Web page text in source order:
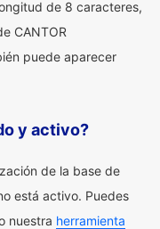
de 8 caracteres,
CANTOR
puede aparecer
y activo?
de la base de
está activo. Puedes
nuestra herramienta